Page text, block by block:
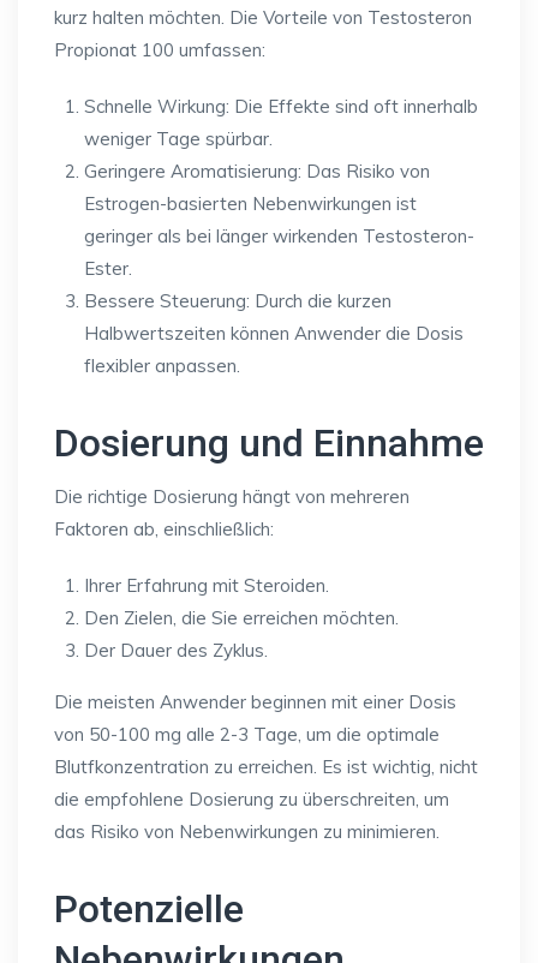
kurz halten möchten. Die Vorteile von Testosteron
Propionat 100 umfassen:
Schnelle Wirkung: Die Effekte sind oft innerhalb
weniger Tage spürbar.
Geringere Aromatisierung: Das Risiko von
Estrogen-basierten Nebenwirkungen ist
geringer als bei länger wirkenden Testosteron-
Ester.
Bessere Steuerung: Durch die kurzen
Halbwertszeiten können Anwender die Dosis
flexibler anpassen.
Dosierung und Einnahme
Die richtige Dosierung hängt von mehreren
Faktoren ab, einschließlich:
Ihrer Erfahrung mit Steroiden.
Den Zielen, die Sie erreichen möchten.
Der Dauer des Zyklus.
Die meisten Anwender beginnen mit einer Dosis
von 50-100 mg alle 2-3 Tage, um die optimale
Blutfkonzentration zu erreichen. Es ist wichtig, nicht
die empfohlene Dosierung zu überschreiten, um
das Risiko von Nebenwirkungen zu minimieren.
Potenzielle